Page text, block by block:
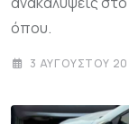
όπου.
3 ΑΥΓΟΎΣΤΟΥ